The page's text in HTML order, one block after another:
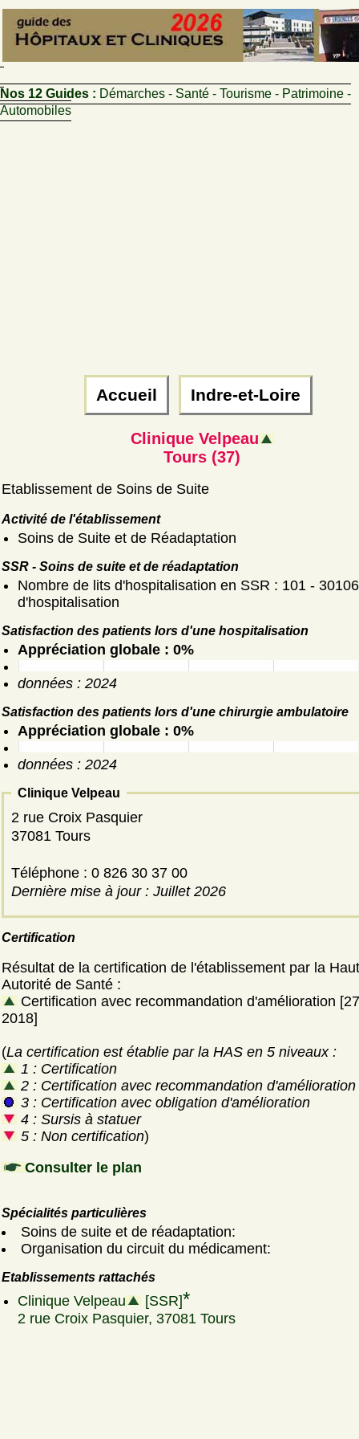
Nos 12 Guides : Démarches - Santé - Tourisme - Patrimoine -
Automobiles
Accueil Indre-et-Loire
Clinique Velpeau
Tours (37)
Etablissement de Soins de Suite
Activité de l'établissement
Soins de Suite et de Réadaptation
SSR - Soins de suite et de réadaptation
Nombre de lits d'hospitalisation en SSR : 101 -
d'hospitalisation
Satisfaction des patients lors d'une hospitalisation
Appréciation globale : 0%
données : 2024
Satisfaction des patients lors d'une chirurgie ambulatoire
Appréciation globale : 0%
données : 2024
Clinique Velpeau
2 rue Croix Pasquier
37081 Tours
Téléphone : 0 826 30 37 00
Dernière mise à jour : Juillet 2026
Certification
Résultat de la certification de l'établissement par la
Autorité de Santé :
Certification avec recommandation d'amélioration
2018]
(La certification est établie par la HAS en 5 niveaux :
1 : Certification
2 : Certification avec recommandation d'amélioration
3 : Certification avec obligation d'amélioration
4 : Sursis à statuer
5 : Non certification)
Consulter le plan
Spécialités particulières
Soins de suite et de réadaptation:
Organisation du circuit du médicament:
Etablissements rattachés
Clinique Velpeau [SSR]*
2 rue Croix Pasquier, 37081 Tours